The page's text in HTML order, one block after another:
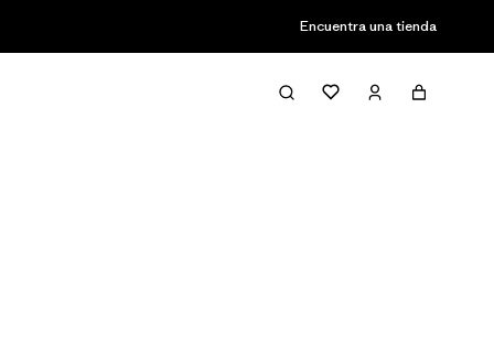
Encuentra una tienda
Filter & Sort